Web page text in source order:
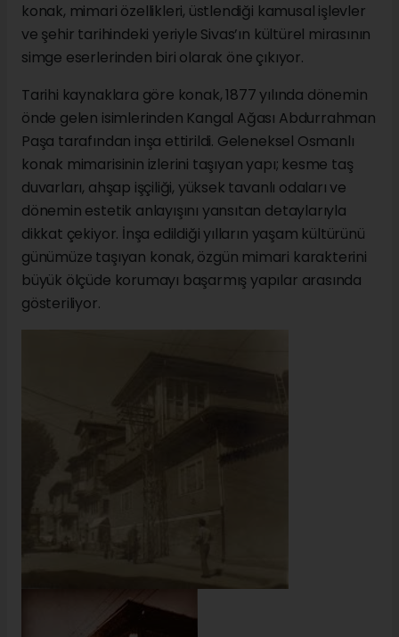
konak, mimari özellikleri, üstlendiği kamusal işlevler
ve şehir tarihindeki yeriyle Sivas’ın kültürel mirasının
simge eserlerinden biri olarak öne çıkıyor.
Tarihi kaynaklara göre konak, 1877 yılında dönemin
önde gelen isimlerinden Kangal Ağası Abdurrahman
Paşa tarafından inşa ettirildi. Geleneksel Osmanlı
konak mimarisinin izlerini taşıyan yapı; kesme taş
duvarları, ahşap işçiliği, yüksek tavanlı odaları ve
dönemin estetik anlayışını yansıtan detaylarıyla
dikkat çekiyor. İnşa edildiği yılların yaşam kültürünü
günümüze taşıyan konak, özgün mimari karakterini
büyük ölçüde korumayı başarmış yapılar arasında
gösteriliyor.